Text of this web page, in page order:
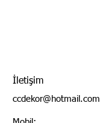
İletişim
ccdekor@hotmail.com